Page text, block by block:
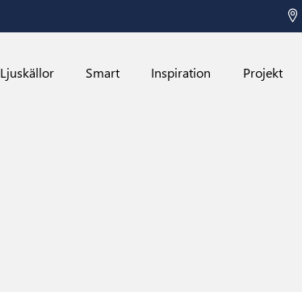
Ljuskällor Smart Inspiration Projekt